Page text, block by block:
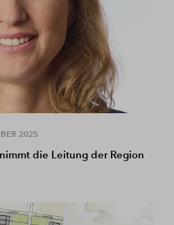
2025
die Leitung der Region